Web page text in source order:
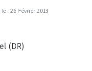
: 26 Février 2013